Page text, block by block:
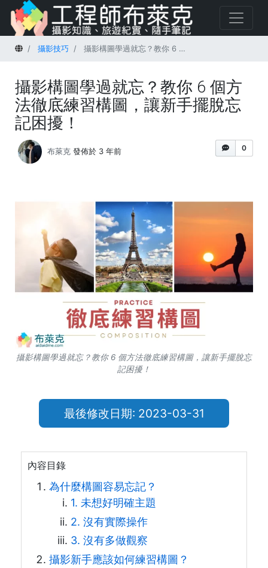
首頁 攝影技巧 攝影構圖學過就忘？教你 6 個方法徹底練習構圖，讓新手擺脫忘記困擾！
攝影構圖學過就忘？教你 6 個方
法徹底練習構圖，讓新手擺脫忘
記困擾！
0
布萊克 發佈於 3 年前
攝影構圖學過就忘？教你 6 個方法徹底練習構圖，讓新手擺脫忘
記困擾！
最後修改日期: 2023-03-31
內容目錄
為什麼構圖容易忘記？
1. 未想好明確主題
2. 沒有實際操作
3. 沒有多做觀察
攝影新手應該如何練習構圖？